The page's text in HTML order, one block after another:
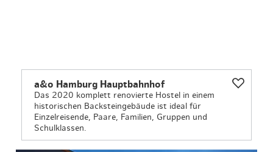
a&o Hamburg Hauptbahnhof
Das 2020 komplett renovierte Hostel in einem
historischen Backsteingebäude ist ideal für
Einzelreisende, Paare, Familien, Gruppen und
Schulklassen.